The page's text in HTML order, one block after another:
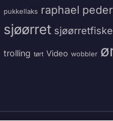
pukkellaks raphael
sjøørret sjøørretfiske
trolling tørt Video wobbler